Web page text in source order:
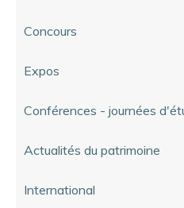
Concours
Expos
Conférences - journées
Actualités du patrimoine
International